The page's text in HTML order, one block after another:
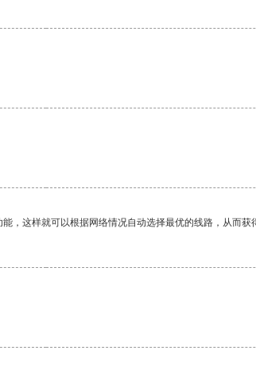
这样就可以根据网络情况自动选择最优的线路，从而获